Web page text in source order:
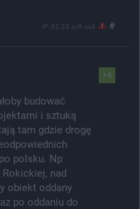
IP: 83.23.xx9.xx3 #
+4
budować
i sztuką
tam gdzie drogę
polsku. Np
nad
obiekt oddany
po oddaniu do